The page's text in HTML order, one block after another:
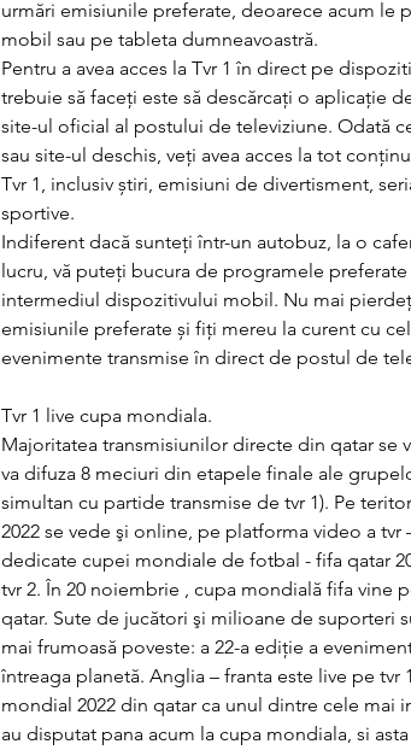
urmări emisiunile preferate, deoarece acum le
mobil sau pe tableta dumneavoastră.
Pentru a avea acces la Tvr 1 în direct pe
trebuie să faceți este să descărcați o aplicație
site-ul oficial al postului de televiziune. Odată
sau site-ul deschis, veți avea acces la tot
Tvr 1, inclusiv știri, emisiuni de divertisment,
sportive.
Indiferent dacă sunteți într-un autobuz, la o
lucru, vă puteți bucura de programele
intermediul dispozitivului mobil. Nu mai
emisiunile preferate și fiți mereu la curent cu
evenimente transmise în direct de postul de
Tvr 1 live cupa mondiala.
Majoritatea transmisiunilor directe din qatar se
va difuza 8 meciuri din etapele finale ale
simultan cu partide transmise de tvr 1). Pe
2022 se vede şi online, pe platforma video a tvr
dedicate cupei mondiale de fotbal - fifa qatar
tvr 2. În 20 noiembrie , cupa mondială fifa vine
qatar. Sute de jucători şi milioane de suporteri
mai frumoasă poveste: a 22-a ediţie a
întreaga planetă. Anglia – franta este live pe tvr
mondial 2022 din qatar ca unul dintre cele mai
au disputat pana acum la cupa mondiala, si